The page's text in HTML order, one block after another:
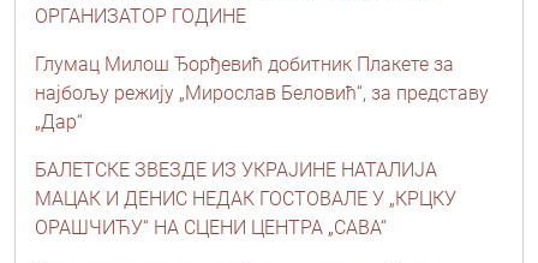
ОРГАНИЗАТОР ГОДИНЕ
Глумац Милош Ђорђевић добитник Плакете за
најбољу режију „Мирослав Беловић“, за представу
„Дар“
БАЛЕТСКЕ ЗВЕЗДЕ ИЗ УКРАЈИНЕ НАТАЛИЈА
МАЦАК И ДЕНИС НЕДАК ГОСТОВАЛЕ У „КРЦКУ
ОРАШЧИЋУ“ НА СЦЕНИ ЦЕНТРА „САВА“